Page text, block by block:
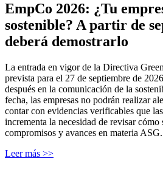
EmpCo 2026: ¿Tu
sostenible? A partir de
deberá demostrarlo
La entrada en vigor de la Directiva
prevista para el 27 de septiembre de
después en la comunicación de la
fecha, las empresas no podrán realizar
contar con evidencias verificables que
incrementa la necesidad de revisar cómo
compromisos y avances en materia ASG.
Leer más >>